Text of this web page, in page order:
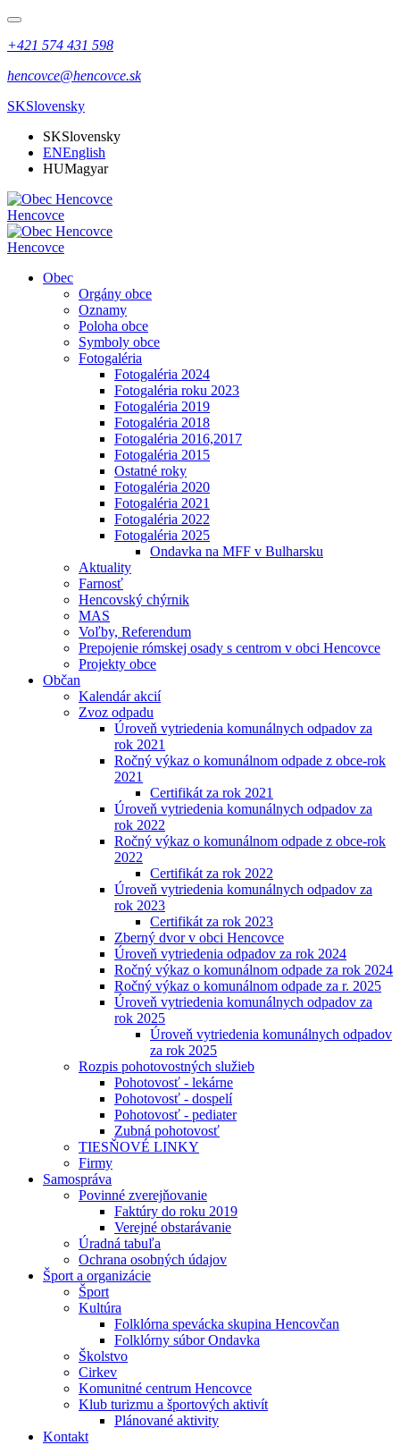
+421 574 431 598
hencovce@hencovce.sk
SKSlovensky
SKSlovensky
ENEnglish
HUMagyar
Hencovce
Hencovce
Obec
Orgány obce
Oznamy
Poloha obce
Symboly obce
Fotogaléria
Fotogaléria 2024
Fotogaléria roku 2023
Fotogaléria 2019
Fotogaléria 2018
Fotogaléria 2016,2017
Fotogaléria 2015
Ostatné roky
Fotogaléria 2020
Fotogaléria 2021
Fotogaléria 2022
Fotogaléria 2025
Ondavka na MFF v Bulharsku
Aktuality
Farnosť
Hencovský chýrnik
MAS
Voľby, Referendum
Prepojenie rómskej osady s centrom v obci Hencovce
Projekty obce
Občan
Kalendár akcií
Zvoz odpadu
Úroveň vytriedenia komunálnych odpadov za
rok 2021
Ročný výkaz o komunálnom odpade z obce-rok
2021
Certifikát za rok 2021
Úroveň vytriedenia komunálnych odpadov za
rok 2022
Ročný výkaz o komunálnom odpade z obce-rok
2022
Certifikát za rok 2022
Úroveň vytriedenia komunálnych odpadov za
rok 2023
Certifikát za rok 2023
Zberný dvor v obci Hencovce
Úroveň vytriedenia odpadov za rok 2024
Ročný výkaz o komunálnom odpade za rok 2024
Ročný výkaz o komunálnom odpade za r. 2025
Úroveň vytriedenia komunálnych odpadov za
rok 2025
Úroveň vytriedenia komunálnych odpadov
za rok 2025
Rozpis pohotovostných služieb
Pohotovosť - lekárne
Pohotovosť - dospelí
Pohotovosť - pediater
Zubná pohotovosť
TIESŇOVÉ LINKY
Firmy
Samospráva
Povinné zverejňovanie
Faktúry do roku 2019
Verejné obstarávanie
Úradná tabuľa
Ochrana osobných údajov
Šport a organizácie
Šport
Kultúra
Folklórna spevácka skupina Hencovčan
Folklórny súbor Ondavka
Školstvo
Cirkev
Komunitné centrum Hencovce
Klub turizmu a športových aktivít
Plánované aktivity
Kontakt